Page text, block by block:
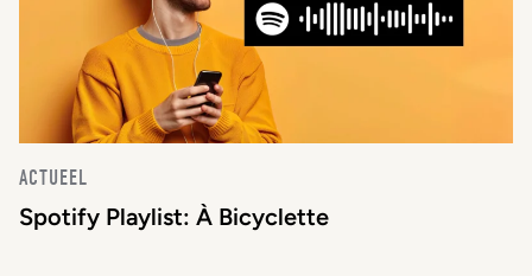
ACTUEEL
Spotify Playlist: À Bicyclette